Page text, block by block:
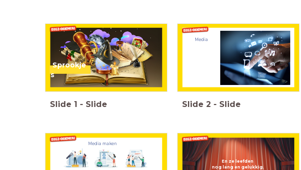
Sprookje
s
Slide 1 - Slide
Media
Slide 2 - Slide
Media maken
En ze leefden
nog lang en gelukkig.